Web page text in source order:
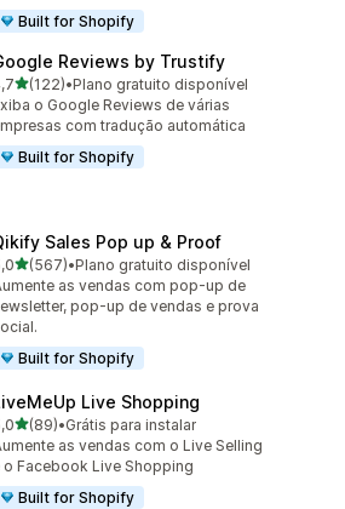
Built for Shopify
Reviews by Trustify
de 5 estrelas
(122)
avaliações ao todo
•Plano gratuito disponível
o Google Reviews de várias
com tradução automática
Built for Shopify
Sales Pop up & Proof
de 5 estrelas
(567)
avaliações ao todo
•Plano gratuito disponível
as vendas com pop-up de
pop-up de vendas e prova
Built for Shopify
Live Shopping
de 5 estrelas
(89)
avaliações ao todo
•Grátis para instalar
as vendas com o Live Selling
o Facebook Live Shopping
Built for Shopify